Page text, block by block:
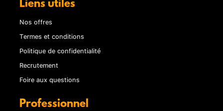
Liens utiles
Nos offres
Termes et conditions
Politique de confidentialité
Recrutement
Foire aux questions
Professionnel